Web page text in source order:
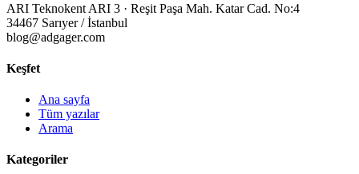
ARI Teknokent ARI 3 · Reşit Paşa Mah. Katar Cad. No:4
34467 Sarıyer / İstanbul
blog@adgager.com
Keşfet
Ana sayfa
Tüm yazılar
Arama
Kategoriler